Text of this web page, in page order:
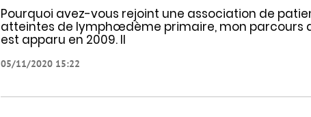
Pourquoi avez-vous rejoint une association de
atteintes de lymphœdème primaire, mon parcours
est apparu en 2009. Il
05/11/2020 15:22